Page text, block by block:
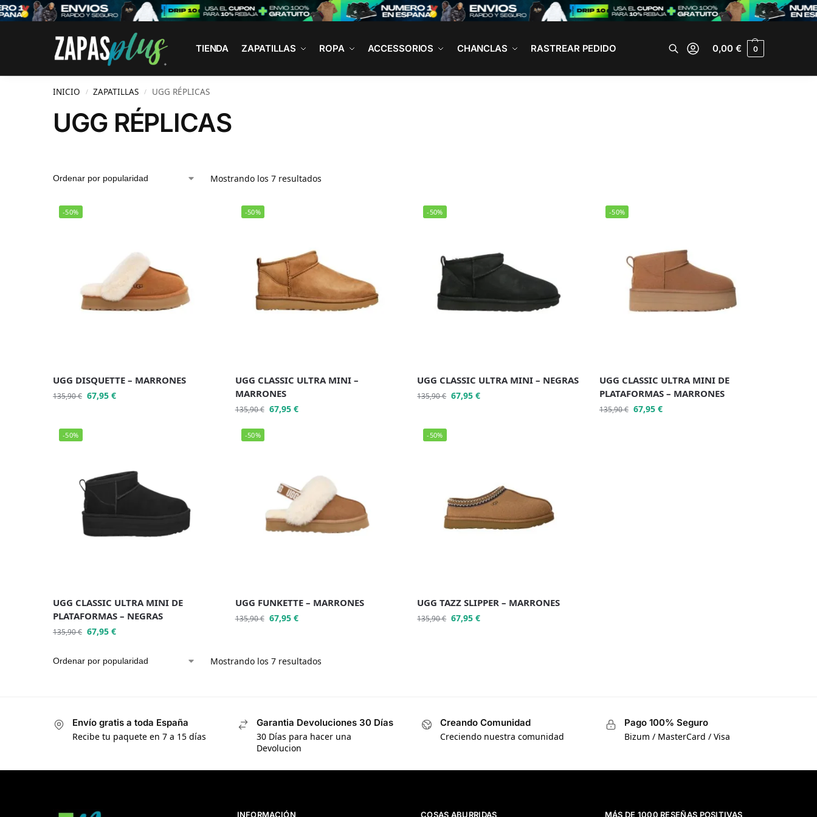
TIENDA ZAPATILLAS ROPA ACCESSORIOS CHANCLAS RASTREAR PEDIDO
Search
0,00€ 0
INICIO / ZAPATILLAS / UGG RÉPLICAS
UGG RÉPLICAS
Mostrando los 7 resultados
-50%
UGG DISQUETTE – MARRONES
135,90€ 67,95 €
-50%
UGG CLASSIC ULTRA MINI –
MARRONES
135,90€ 67,95 €
-50%
UGG CLASSIC ULTRA MINI – NEGRAS
135,90€ 67,95€
-50%
UGG CLASSIC ULTRA MINI DE
PLATAFORMAS – MARRONES
135,90€ 67,95 €
-50%
UGG CLASSIC ULTRA MINI DE
PLATAFORMAS – NEGRAS
135,90€ 67,95 €
-50%
UGG FUNKETTE – MARRONES
135,90€ 67,95 €
-50%
UGG TAZZ SLIPPER – MARRONES
135,90€ 67,95€
Mostrando los 7 resultados
Envío gratis a toda España
Recibe tu paquete en 7 a 15 días
Garantia Devoluciones 30 Días
30 Días para hacer una
Devolucion
Creando Comunidad
Creciendo nuestra comunidad
Pago 100% Seguro
Bizum / MasterCard / Visa
INFORMACIÓN COSAS ABURRIDAS MÁS DE 1000 RESEÑAS POSITIVAS